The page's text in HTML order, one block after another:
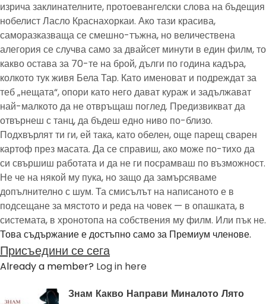
изрича заклинателните, протоевангелски слова на бъдещия
нобелист Ласло Краснахоркаи. Ако тази красива,
саморазказваща се смешно-тъжна, но величествена
алегория се случва само за двайсет минути в един филм, то
какво остава за 70-те на брой, дълги по година кадъра,
колкото тук живя Бела Тар. Като именоват и подреждат за
теб „нещата“, опори като него дават кураж и задължават
най-малкото да не отвръщаш поглед. Предизвикват да
отвърнеш с танц, да бъдеш едно ниво по-близо.
Подхвърлят ти ги, ей така, като обелен, още парещ сварен
картоф през масата. Да се справиш, ако може по-тихо да
си свършиш работата и да не ги посрамваш по възможност.
Не че на някой му пука, но защо да замърсяваме
допълнително с шум. Та смисълът на написаното е в
подсещане за мястото и реда на човек — в опашката, в
системата, в хронотопа на собствения му филм. Или пък не.
Това съдържание е достъпно само за Премиум членове.
Присъедини се сега
Already a member? Log in here
Знам Какво Направи Миналото Лято